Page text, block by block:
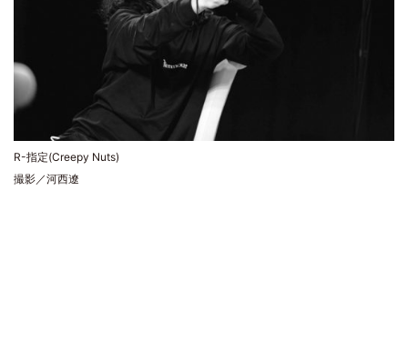
R-指定(Creepy Nuts)
撮影／河西遼